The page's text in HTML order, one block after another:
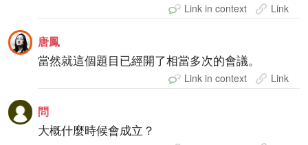
Link in context Link
唐鳳
當然就這個題目已經開了相當多次的會議。
Link in context Link
問
大概什麼時候會成立？